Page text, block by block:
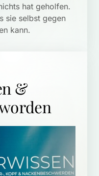
hat geholfen.
sie selbst gegen
kann.
&